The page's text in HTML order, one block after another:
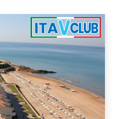
a contatto
grande interesse
gli ampi spazi, la
col mare
rendono il
meta ideale
in famiglia.